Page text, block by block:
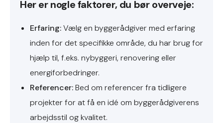
Her er nogle faktorer, du bør overveje:
Erfaring:Vælg en byggerådgiver med erfaring
inden for det specifikke område, du har brug for
hjælp til, f.eks. nybyggeri, renovering eller
energiforbedringer.
Referencer:Bed om referencer fra tidligere
projekter for at få en idé om byggerådgiverens
arbejdsstil og kvalitet.